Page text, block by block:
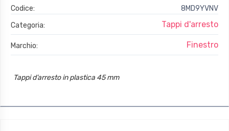
Codice:
8MD9YVNV
Categoria:
Tappi d'arresto
Marchio: Finestro
Tappi d’arresto in plastica 45 mm